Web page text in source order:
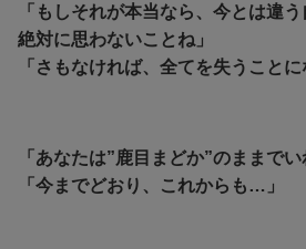
「もしそれが本当なら、今とは違
絶対に思わないことね」
「 さもなければ、全てを失うことに
「あなたは”鹿目まどか”のままでい
「今までどおり、これからも…」